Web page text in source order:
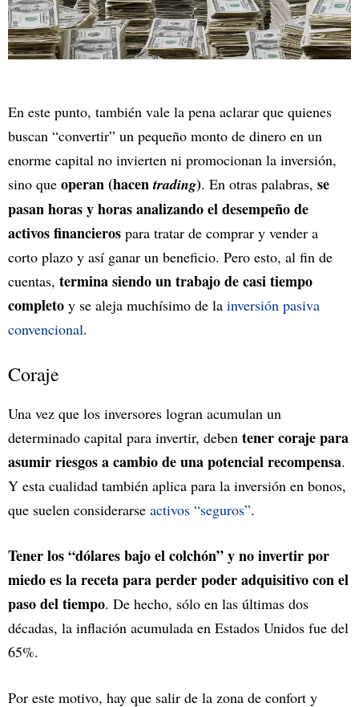
En este punto, también vale la pena aclarar que quienes
buscan “convertir” un pequeño monto de dinero en un
enorme capital no invierten ni promocionan la inversión,
sino que operan (hacentrading). En otras palabras, se
pasan horas y horas analizando el desempeño de
activos financieros para tratar de comprar y vender a
corto plazo y así ganar un beneficio. Pero esto, al fin de
cuentas, termina siendo un trabajo de casi tiempo
completo y se aleja muchísimo de la inversión pasiva
convencional.
Coraje
Una vez que los inversores logran acumulan un
determinado capital para invertir, deben tener coraje para
asumir riesgos a cambio de una potencial recompensa.
Y esta cualidad también aplica para la inversión en bonos,
que suelen considerarse activos “seguros”.
Tener los “dólares bajo el colchón” y no invertir por
miedo es la receta para perder poder adquisitivo con el
paso del tiempo. De hecho, sólo en las últimas dos
décadas, la inflación acumulada en Estados Unidos fue del
65%.
Por este motivo, hay que salir de la zona de confort y